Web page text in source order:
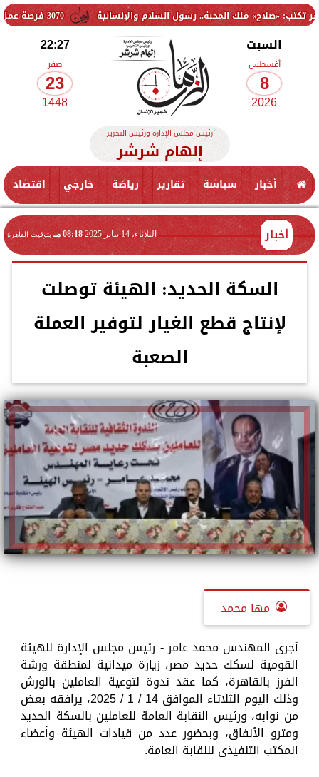
3070 فرصة عمل جديدة بالقطاع الخاص.. وظائف برواتب تصل إلى 9500 جنيه ملك المحبة.. رسول السلام والإنسانية
السبت
أغسطس
8
2026
22:27
صفر
23
1448
رئيس مجلس الإدارة ورئيس التحرير
إلهام شرشر
أخبار سياسة تقارير رياضة خارجي اقتصاد
أخبار الثلاثاء، 14 يناير 2025 08:18 مـ بتوقيت القاهرة
السكة الحديد: الهيئة توصلت
لإنتاج قطع الغيار لتوفير العملة
الصعبة
مها محمد
أجرى المهندس محمد عامر - رئيس مجلس الإدارة للهيئة
القومية لسكك حديد مصر، زيارة ميدانية لمنطقة ورشة
الفرز بالقاهرة، كما عقد ندوة لتوعية العاملين بالورش
وذلك اليوم الثلاثاء الموافق 14 / 1 / 2025، يرافقه بعض
من نوابه، ورئيس النقابة العامة للعاملين بالسكة الحديد
ومترو الأنفاق، وبحضور عدد من قيادات الهيئة وأعضاء
المكتب التنفيذى للنقابة العامة.